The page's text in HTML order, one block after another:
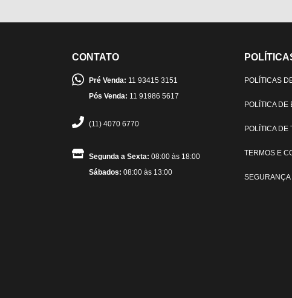
CONTATO
Pré Venda: 11 93415 3151
Pós Venda: 11 91986 5617
(11) 4070 6770
Segunda a Sexta: 08:00 às 18:00
Sábados: 08:00 às 13:00
POLÍTICAS
POLÍTICA DE
POLÍTICA DE
TERMOS E
SEGURANÇA